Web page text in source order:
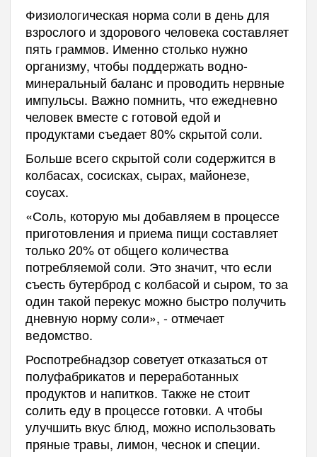
Физиологическая норма соли в день для
взрослого и здорового человека составляет
пять граммов. Именно столько нужно
организму, чтобы поддержать водно-
минеральный баланс и проводить нервные
импульсы. Важно помнить, что ежедневно
человек вместе с готовой едой и
продуктами съедает 80% скрытой соли.
Больше всего скрытой соли содержится в
колбасах, сосисках, сырах, майонезе,
соусах.
«Соль, которую мы добавляем в процессе
приготовления и приема пищи составляет
только 20% от общего количества
потребляемой соли. Это значит, что если
съесть бутерброд с колбасой и сыром, то за
один такой перекус можно быстро получить
дневную норму соли», - отмечает
ведомство.
Роспотребнадзор советует отказаться от
полуфабрикатов и переработанных
продуктов и напитков. Также не стоит
солить еду в процессе готовки. А чтобы
улучшить вкус блюд, можно использовать
пряные травы, лимон, чеснок и специи.